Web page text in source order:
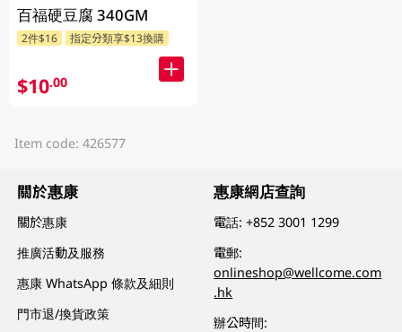
百福硬豆腐 340GM
2件$16 指定分類享$13換購
$10.00
Item code: 426577
關於惠康
關於惠康
推廣活動及服務
惠康 WhatsApp 條款及細則
門市退/換貨政策
惠康網店查詢
電話:+852 3001 1299
電郵:
onlineshop@wellcome.com
.hk
辦公時間: